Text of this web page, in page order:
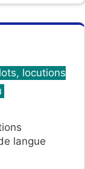
locutions
langue